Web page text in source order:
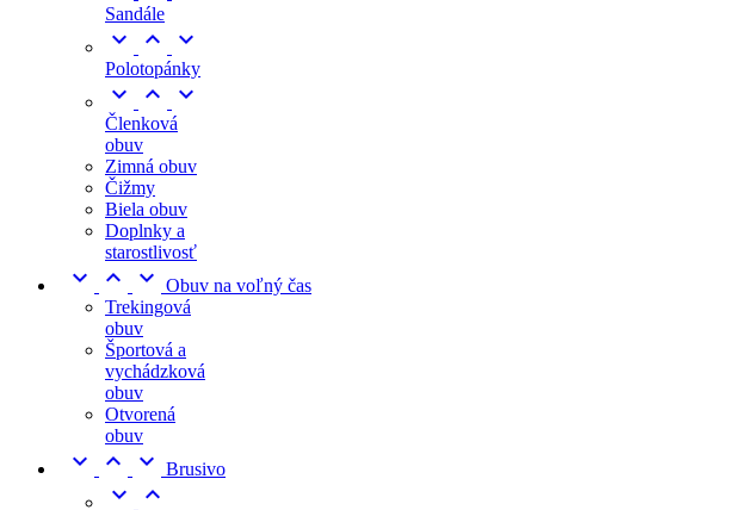
Sandále
  
Polotopánky
  
Členková
obuv
Zimná obuv
Čižmy
Biela obuv
Doplnky a
starostlivosť
   Obuv na voľný čas
Trekingová
obuv
Športová a
vychádzková
obuv
Otvorená
obuv
   Brusivo

